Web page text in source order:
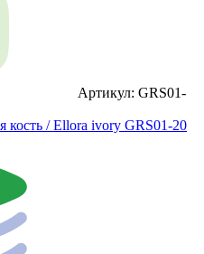
Артикул: GRS01-
кость / Ellora ivory GRS01-20